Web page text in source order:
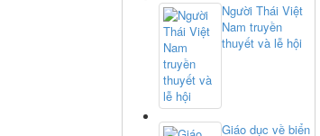
Người Thái Việt
Nam truyền
thuyết và lễ hội
Giáo dục về biển